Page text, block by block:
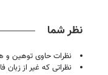
نظر شما
نظرات حاوی توهین و
نظراتی که غیر از